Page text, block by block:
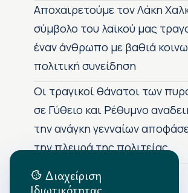
Αποχαιρετούμε τον Λάκη
σύμβολο του λαϊκού μας
έναν άνθρωπο με βαθιά
πολιτική συνείδηση
Οι τραγικοί θάνατοι των
σε Γύθειο και Ρέθυμνο
την ανάγκη γενναίων
την πλευρά της πολιτείας
Διαχείριση
Ιδιωτικότητας